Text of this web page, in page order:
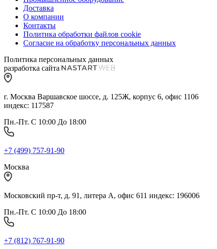
Доставка
О компании
Контакты
Политика обработки файлов cookie
Согласие на обработку персональных данных
Политика персональных данных
разработка сайта
г. Москва Варшавское шоссе, д. 125Ж, корпус 6, офис 1106
индекс: 117587
Пн.-Пт. С 10:00 До 18:00
+7 (499) 757-91-90
Москва
Московский пр-т, д. 91, литера А, офис 611 индекс: 196006
Пн.-Пт. С 10:00 До 18:00
+7 (812) 767-91-90